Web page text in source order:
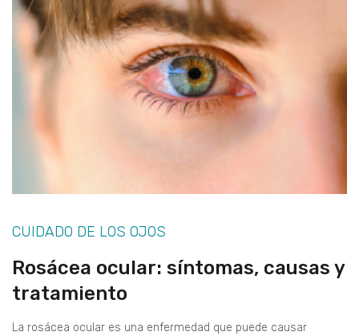
CUIDADO DE LOS OJOS
Rosácea ocular: síntomas, causas y
tratamiento
La rosácea ocular es una enfermedad que puede causar